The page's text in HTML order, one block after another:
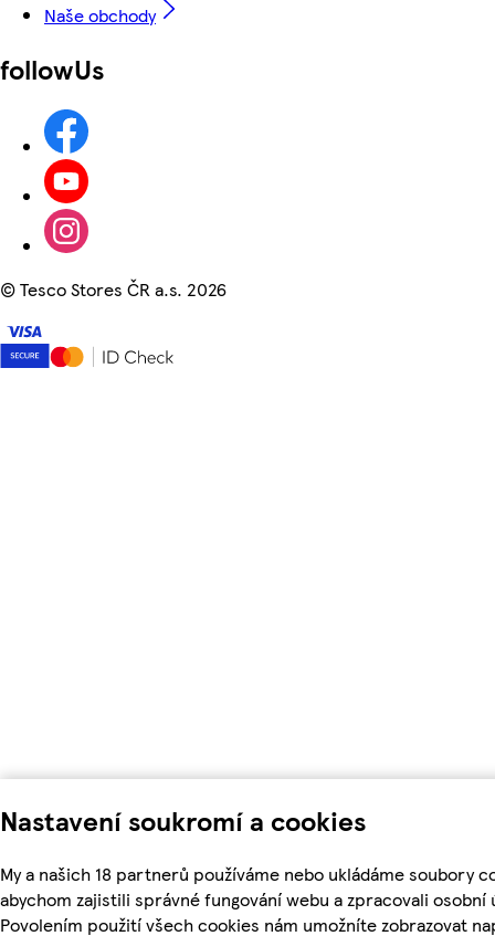
Nastavení soukromí a cookies
My a našich 18 partnerů používáme nebo ukládáme soubory
abychom zajistili správné fungování webu a zpracovali osobní
Povolením použití všech cookies nám umožníte zobrazovat
Naše obchody
followUs
©Tesco Stores ČR a.s. 2026